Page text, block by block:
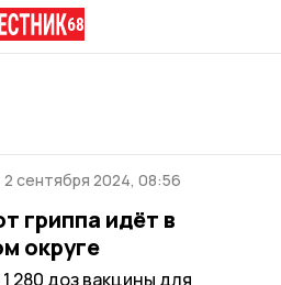
2 сентября 2024, 08:56
гриппа идёт в
округе
280 доз вакцины для